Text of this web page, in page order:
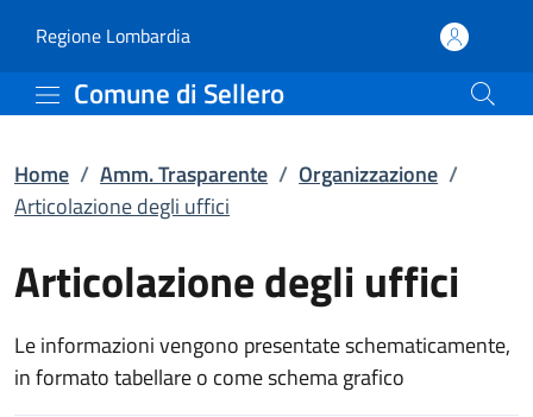
Articolazione degli
Regione Lombardia(apre in un'altra scheda).
Comune di Sellero
Home / Amm. Trasparente / Organizzazione /
Articolazione degli uffici
Articolazione degli uffici
Le informazioni vengono presentate schematicamente,
in formato tabellare o come schema grafico